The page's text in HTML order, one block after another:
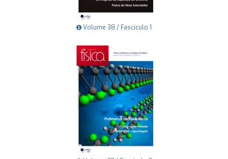
Volume 38 / Fascículo 1